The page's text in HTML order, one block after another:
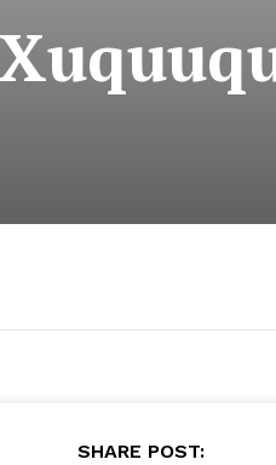
SHARE POST: